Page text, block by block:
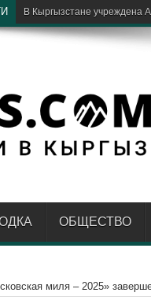
Бишкекские хирурги спасли
ОБЩЕСТВО
миля – 2025»